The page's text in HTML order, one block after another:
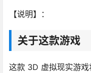
【说明】：
关于这款游戏
这款 3D 虚拟现实游